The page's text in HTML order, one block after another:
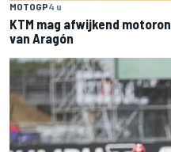
MOTOGP4 u
KTM mag afwijkend
van Aragón